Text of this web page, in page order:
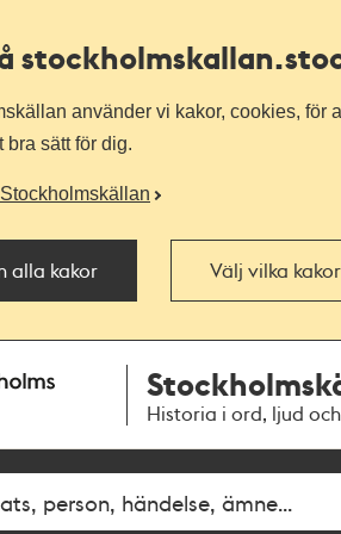
stockholmskallan
använder vi kakor, cookies, för
bra sätt för dig.
alla kakor Välj vilka
Historia i ord, ljud